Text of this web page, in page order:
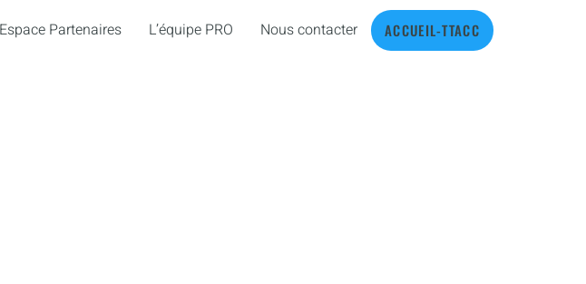
Espace Partenaires L’équipe PRO Nous contacter ACCUEIL-TTACC